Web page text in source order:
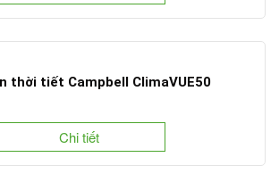
thời tiết Campbell ClimaVUE50
Chi tiết